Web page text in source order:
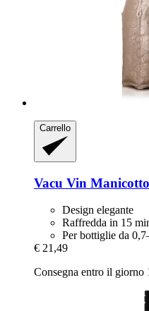
Carrello
Vacu Vin
Design elegante
Raffredda in 15
Per bottiglie da
€ 21,49
Consegna entro il giorno